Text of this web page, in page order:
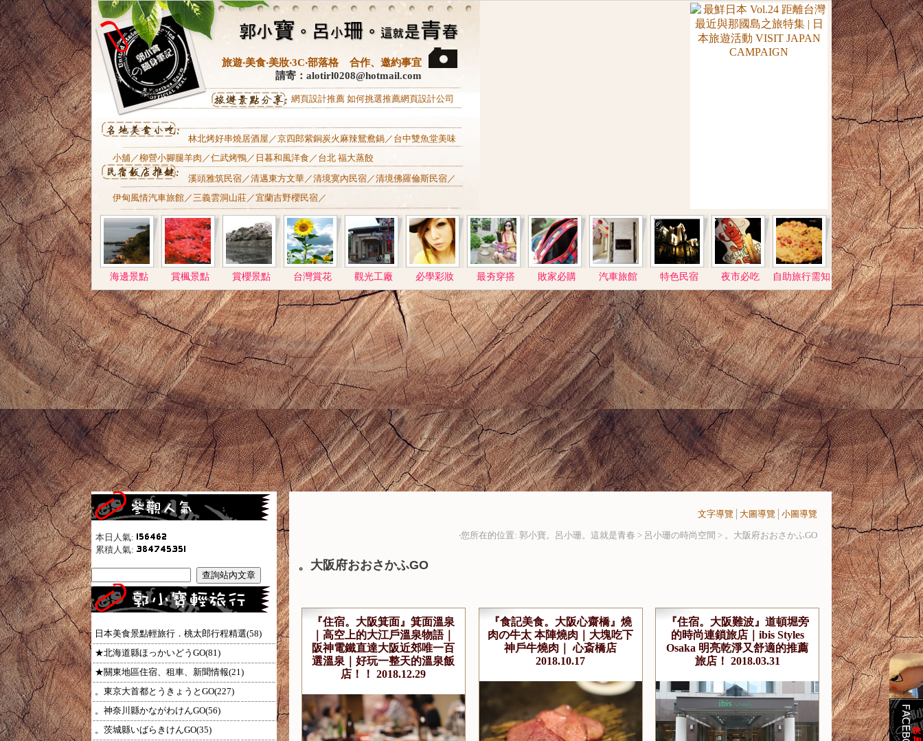
旅遊‧美食‧美妝‧3C‧部落格 合作、邀約事宜
請寄：alotirl0208@hotmail.com
網頁設計推薦 如何挑選推薦網頁設計公司
林北烤好串燒居酒屋 ／京四郎紫銅炭火麻辣鴛鴦鍋／ 台中雙魚堂美味
小舖／柳營小腳腿羊肉 ／仁武烤鴨／ 日暮和風洋食／ 台北 福大蒸餃
溪頭雅筑民宿／清邁東方文華／清境寞內民宿／清境佛羅倫斯民宿／
伊甸風情汽車旅館／三義雲洞山莊／宜蘭吉野櫻民宿／
海邊景點 賞楓景點 賞櫻景點 台灣賞花 觀光工廠 必學彩妝 最夯穿搭 敗家必購 汽車旅館 特色民宿 夜市必吃 自助旅行需知
本日人氣:
累積人氣:
日本美食景點輕旅行．桃太郎行程精選(58)
★北海道縣ほっかいどうGO(81)
★關東地區住宿、租車、新聞情報(21)
。東京大首都とうきょうとGO(227)
。神奈川縣かながわけんGO(56)
。茨城縣いばらきけんGO(35)
文字導覽 大圖導覽 小圖導覽
‧您所在的位置: 郭小寶。呂小珊。這就是青春 > 呂小珊の時尚空間 > 。大阪府おおさかふGO
。大阪府おおさかふGO
『住宿。大阪箕面』箕面溫泉
｜高空上的大江戶溫泉物語｜
阪神電鐵直達大阪近郊唯一百
選溫泉｜好玩一整天的溫泉飯
店！！ 2018.12.29
『食記美食。大阪心齋橋』燒
肉の牛太 本陣燒肉｜大塊吃下
神戶牛燒肉｜ 心斎橋店
2018.10.17
『住宿。大阪難波』道頓堀旁
的時尚連鎖旅店｜ibis Styles
Osaka 明亮乾淨又舒適的推薦
旅店！ 2018.03.31